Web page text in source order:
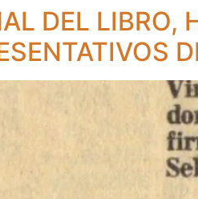
DEL LIBRO,